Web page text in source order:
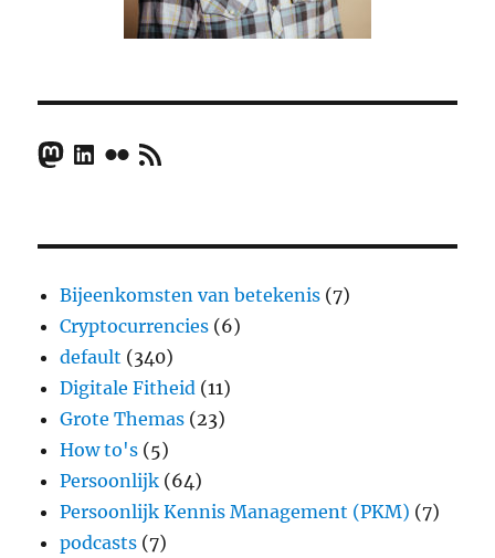
Mastodon
LinkedIn
FlickrRSS Feed
Bijeenkomsten van betekenis (7)
Cryptocurrencies (6)
default (340)
Digitale Fitheid (11)
Grote Themas (23)
How to's (5)
Persoonlijk (64)
Persoonlijk Kennis Management (PKM) (7)
podcasts (7)